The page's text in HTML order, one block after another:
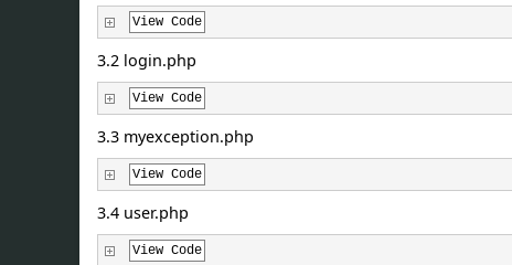
View Code
3.2 login.php
View Code
3.3 myexception.php
View Code
3.4 user.php
View Code